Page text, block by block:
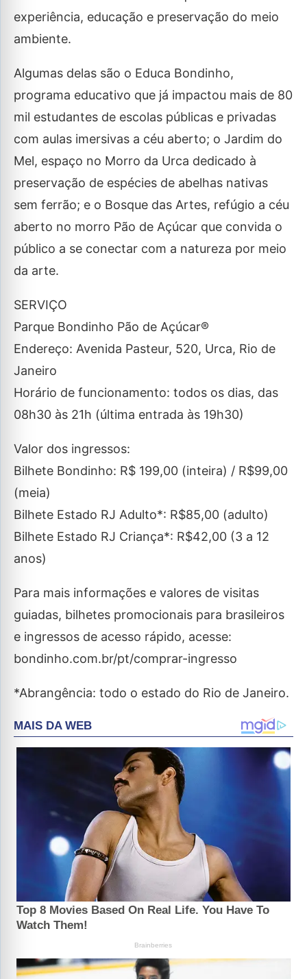
experiência, educação e preservação do meio
ambiente.
Algumas delas são o Educa Bondinho,
programa educativo que já impactou mais de 80
mil estudantes de escolas públicas e privadas
com aulas imersivas a céu aberto; o Jardim do
Mel, espaço no Morro da Urca dedicado à
preservação de espécies de abelhas nativas
sem ferrão; e o Bosque das Artes, refúgio a céu
aberto no morro Pão de Açúcar que convida o
público a se conectar com a natureza por meio
da arte.
SERVIÇO
Parque Bondinho Pão de Açúcar®
Endereço: Avenida Pasteur, 520, Urca, Rio de
Janeiro
Horário de funcionamento: todos os dias, das
08h30 às 21h (última entrada às 19h30)
Valor dos ingressos:
Bilhete Bondinho: R$ 199,00 (inteira) / R$99,00
(meia)
Bilhete Estado RJ Adulto*: R$85,00 (adulto)
Bilhete Estado RJ Criança*: R$42,00 (3 a 12
anos)
Para mais informações e valores de visitas
guiadas, bilhetes promocionais para brasileiros
e ingressos de acesso rápido, acesse:
bondinho.com.br/pt/comprar-ingresso
*Abrangência: todo o estado do Rio de Janeiro.